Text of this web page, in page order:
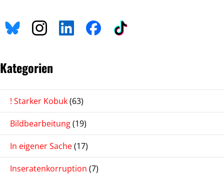
Kategorien
! Starker Kobuk(63)
Bildbearbeitung(19)
In eigener Sache(17)
Inseratenkorruption (7)